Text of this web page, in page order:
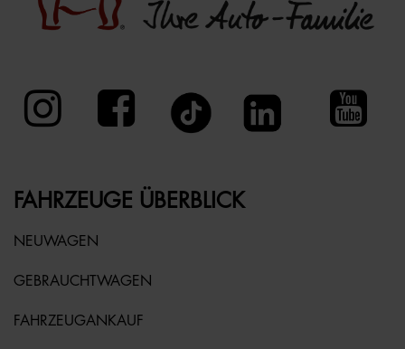
FAHRZEUGE ÜBERBLICK
NEUWAGEN
GEBRAUCHTWAGEN
FAHRZEUGANKAUF